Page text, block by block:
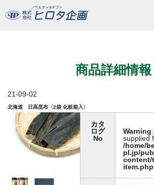
商品詳細情報
21-09-02
北海道 日高昆布〈2袋 化粧箱入〉
カタ
ログ
No
Warning
supplied
/home/
pl.jp/
content/
item.php